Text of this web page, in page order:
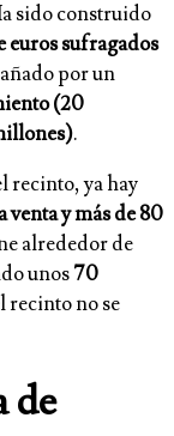
sido construido
euros sufragados
por un
(20
.
recinto, ya hay
venta y más de 80
alrededor de
unos70
recinto no se
de